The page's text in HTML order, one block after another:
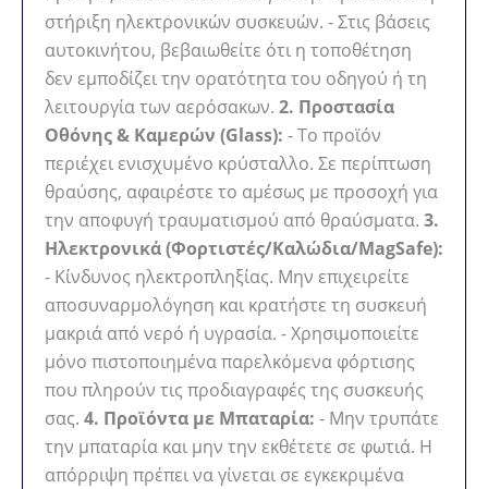
στήριξη ηλεκτρονικών συσκευών. - Στις βάσεις
αυτοκινήτου, βεβαιωθείτε ότι η τοποθέτηση
δεν εμποδίζει την ορατότητα του οδηγού ή τη
λειτουργία των αερόσακων. 2. Προστασία
Οθόνης & Καμερών (Glass): - Το προϊόν
περιέχει ενισχυμένο κρύσταλλο. Σε περίπτωση
θραύσης, αφαιρέστε το αμέσως με προσοχή για
την αποφυγή τραυματισμού από θραύσματα. 3.
Ηλεκτρονικά (Φορτιστές/Καλώδια/MagSafe):
- Κίνδυνος ηλεκτροπληξίας. Μην επιχειρείτε
αποσυναρμολόγηση και κρατήστε τη συσκευή
μακριά από νερό ή υγρασία. - Χρησιμοποιείτε
μόνο πιστοποιημένα παρελκόμενα φόρτισης
που πληρούν τις προδιαγραφές της συσκευής
σας. 4. Προϊόντα με Μπαταρία: - Μην τρυπάτε
την μπαταρία και μην την εκθέτετε σε φωτιά. Η
απόρριψη πρέπει να γίνεται σε εγκεκριμένα